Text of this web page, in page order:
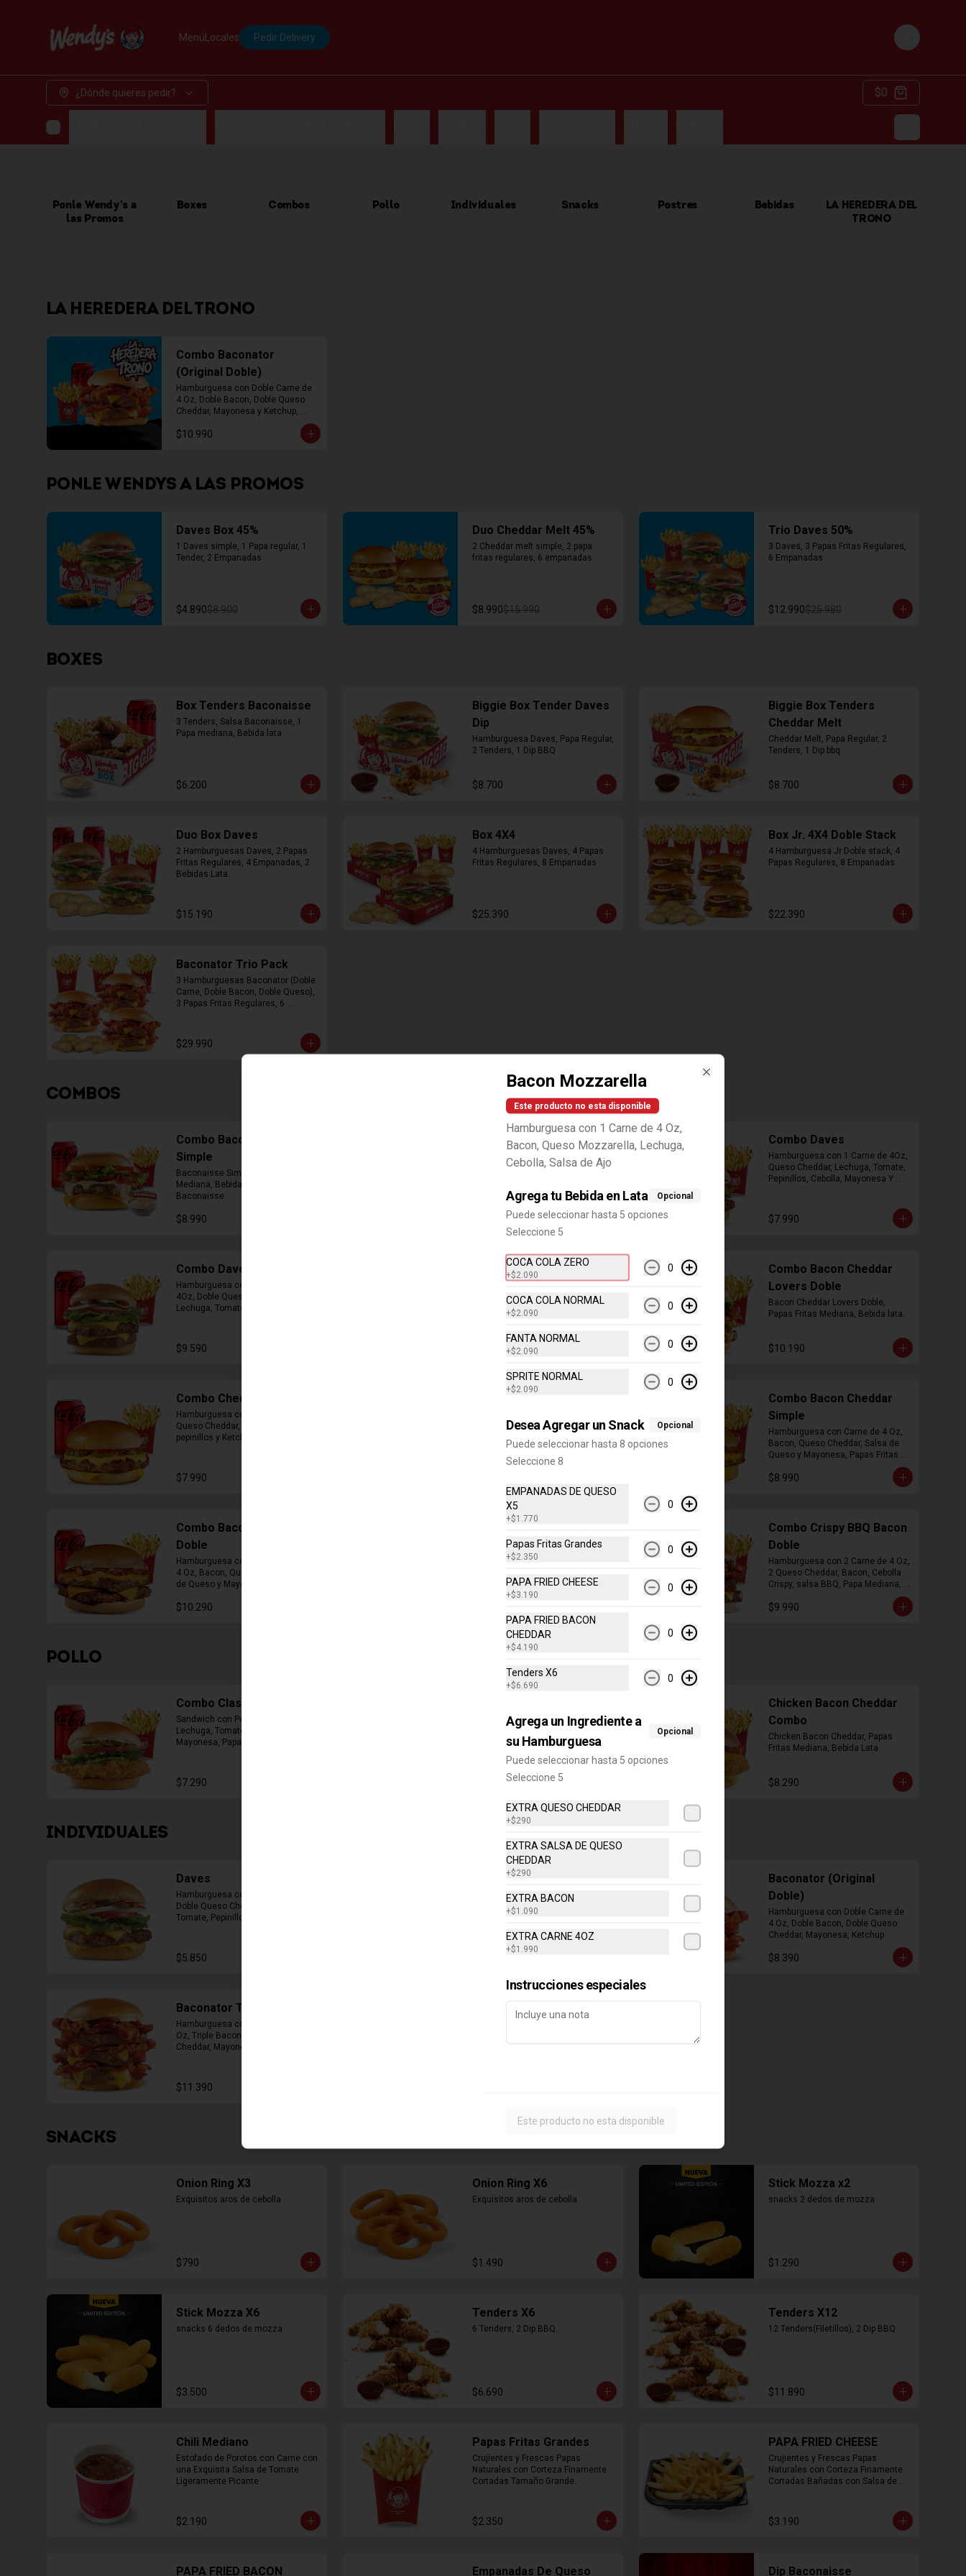
Menú Locales Pedir Delivery
Login
¿Dónde quieres pedir? $0
Ponle Wendy's a
las Promos
Boxes Combos Pollo Individuales Snacks Postres Bebidas
LA HEREDERA DEL
TRONO
LA HEREDERA DEL TRONO
Combo Baconator
(Original Doble)
Hamburguesa con Doble Carne de
4 Oz, Doble Bacon, Doble Queso
Cheddar, Mayonesa y Ketchup,
Papas Fritas Mediana, Bebida Lata
$10.990
PONLE WENDYS A LAS PROMOS
Daves Box 45%
1 Daves simple, 1 Papa regular, 1
Tender, 2 Empanadas
$4.890$8.900
Duo Cheddar Melt 45%
2 Cheddar melt simple, 2 papa
fritas regulares, 6 empanadas
$8.990$15.990
Trio Daves 50%
3 Daves, 3 Papas Fritas Regulares,
6 Empanadas
$12.990$25.980
BOXES
Box Tenders Baconaisse
3 Tenders, Salsa Baconaisse, 1
Papa mediana, Bebida lata
$6.200
Biggie Box Tender Daves
Dip
Hamburguesa Daves, Papa Regular,
2 Tenders, 1 Dip BBQ
$8.700
Biggie Box Tenders
Cheddar Melt
Cheddar Melt, Papa Regular, 2
Tenders, 1 Dip bbq
$8.700
Duo Box Daves
2 Hamburguesas Daves, 2 Papas
Fritas Regulares, 4 Empanadas, 2
Bebidas Lata.
$15.190
Box 4X4
4 Hamburguesas Daves, 4 Papas
Fritas Regulares, 8 Empanadas
$25.390
Box Jr. 4X4 Doble Stack
4 Hamburguesa Jr Doble stack, 4
Papas Regulares, 8 Empanadas
$22.390
Baconator Trio Pack
3 Hamburguesas Baconator (Doble
Carne, Doble Bacon, Doble Queso),
3 Papas Fritas Regulares, 6
$29.990
COMBOS
Combo Baconaisse
Simple
Baconaisse Simple, Papa Fritas
Mediana, Bebida lata, Cup Salsa
Baconaisse
$8.990
Combo Baconaisse Doble
Baconaisse Doble, Papa Frita
Mediana, Bebida lata, Cup Salsa
$10.990
Combo Daves
Hamburguesa con 1 Carne de 4Oz,
Queso Cheddar, Lechuga, Tomate,
Pepinillos, Cebolla, Mayonesa Y
$7.990
Combo Daves Doble
Hamburguesa con Doble Carne de
4Oz, Doble Queso Cheddar,
Lechuga, Tomate, Pepinillos,
$9.590
Combo Bacon Cheddar
Lovers
Bacon Cheddar Lovers, Papas
Fritas Mediana, Bebida lata.
Combo Bacon Cheddar
Lovers Doble
Bacon Cheddar Lovers Doble,
Papas Fritas Mediana, Bebida lata.
$10.190
Combo Cheddar Melt
Hamburguesa con 1 Carne de 4 Oz,
Queso Cheddar, Salsa de Queso,
pepinillos y Ketchup, Papas Fritas
$7.990
Combo Cheddar Melt
Hamburguesa con Doble Carne de
4 Oz, Doble Queso Cheddar, Salsa
de Queso, pepinillos y Ketchup,
Papas Fritas Mediana, Bebida Lata
Combo Bacon Cheddar
Simple
Hamburguesa con Carne de 4 Oz,
Bacon, Queso Cheddar, Salsa de
Queso y Mayonesa, Papas Fritas
$8.990
Combo Bacon Cheddar
Doble
Hamburguesa con Doble Carne de
4 Oz, Bacon, Queso Cheddar, Salsa
de Queso y Mayonesa, Papas Fritas
$10.290
Combo Crispy BBQ Bacon
Hamburguesa con 1 Carne de 4 Oz,
Queso Cheddar, Bacon, Cebolla
Mediana, Bebida en Lata
Combo Crispy BBQ Bacon
Doble
Hamburguesa con 2 Carne de 4 Oz,
2 Queso Cheddar, Bacon, Cebolla
Crispy, salsa BBQ, Papa Mediana,
$9.990
POLLO
Combo Classic Chicken
Sandwich con Pechuga Apanada,
Lechuga, Tomate, Pepinillos y
Mayonesa, Papas Fritas Mediana,
$7.290
Sandwich con Pechuga de Pollo,
Bacon, Queso Cheddar, Mayonesa,
Lechuga, Tomates, Papas Fritas
Mediana y Bebida Lata
Chicken Bacon Cheddar
Combo
Chicken Bacon Cheddar, Papas
Fritas Mediana, Bebida Lata
$8.290
INDIVIDUALES
Daves
Hamburguesa con 1 Carne de 4 Oz,
Doble Queso Cheddar, Lechuga,
Tomate, Pepinillos, Cebolla,
$5.850
Daves Doble
Hamburguesa con Doble Carne de
4 Oz, Doble Queso Cheddar,
Lechuga, Tomate, Pepinillos,
Baconator (Original
Doble)
Hamburguesa con Doble Carne de
4 Oz, Doble Bacon, Doble Queso
Cheddar, Mayonesa, Ketchup
$8.390
Baconator Triple
Hamburguesa con Triple Carne de 4
Oz, Triple Bacon, Triple Queso
Cheddar, Mayonesa, Ketchup
$11.390
SNACKS
Onion Ring X3
Exquisitos aros de cebolla
$790
Onion Ring X6
Exquisitos aros de cebolla
$1.490
Stick Mozza x2
snacks 2 dedos de mozza
$1.290
Stick Mozza X6
snacks 6 dedos de mozza
$3.500
Tenders X6
6 Tenders, 2 Dip BBQ..
$6.690
Tenders X12
12 Tenders(Filetillos), 2 Dip BBQ
$11.890
Chili Mediano
Estofado de Porotos con Carne con
una Exquisita Salsa de Tomate
Ligeramente Picante
$2.190
Papas Fritas Grandes
Crujientes y Frescas Papas
Naturales con Corteza Finamente
Cortadas Tamaño Grande.
$2.350
PAPA FRIED CHEESE
Crujientes y Frescas Papas
Naturales con Corteza Finamente
Cortadas Bañadas con Salsa de
$3.190
PAPA FRIED BACON Empanadas De Queso Dip Baconaisse
Bacon Mozzarella
Este producto no esta disponible
Hamburguesa con 1 Carne de 4 Oz,
Bacon, Queso Mozzarella, Lechuga,
Cebolla, Salsa de Ajo
Agrega tu Bebida en Lata Opcional
Puede seleccionar hasta 5 opciones
Seleccione 5
COCA COLA ZERO
+$2.090
0
COCA COLA NORMAL
+$2.090
0
FANTA NORMAL
+$2.090
0
SPRITE NORMAL
+$2.090
0
Desea Agregar un Snack Opcional
Puede seleccionar hasta 8 opciones
Seleccione 8
EMPANADAS DE QUESO
X5
+$1.770
0
Papas Fritas Grandes
+$2.350
0
PAPA FRIED CHEESE
+$3.190
0
PAPA FRIED BACON
CHEDDAR
+$4.190
0
Tenders X6
+$6.690
0
Agrega un Ingrediente a
su Hamburguesa
Opcional
Puede seleccionar hasta 5 opciones
Seleccione 5
EXTRA QUESO CHEDDAR
+$290
EXTRA SALSA DE QUESO
CHEDDAR
+$290
EXTRA BACON
+$1.090
EXTRA CARNE 4OZ
+$1.990
Instrucciones especiales
Este producto no esta disponible